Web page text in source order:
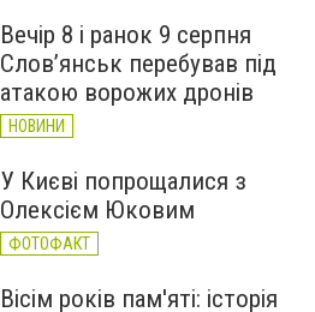
Вечір 8 і ранок 9 серпня
Слов’янськ перебував під
атакою ворожих дронів
НОВИНИ
У Києві попрощалися з
Олексієм Юковим
ФОТОФАКТ
Вісім років пам'яті: історія